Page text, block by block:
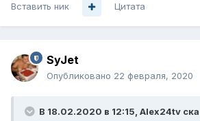
Вставить ник Цитата
SyJet
Опубликовано 22 февраля, 2020
В 18.02.2020 в 12:15, Alex24tv